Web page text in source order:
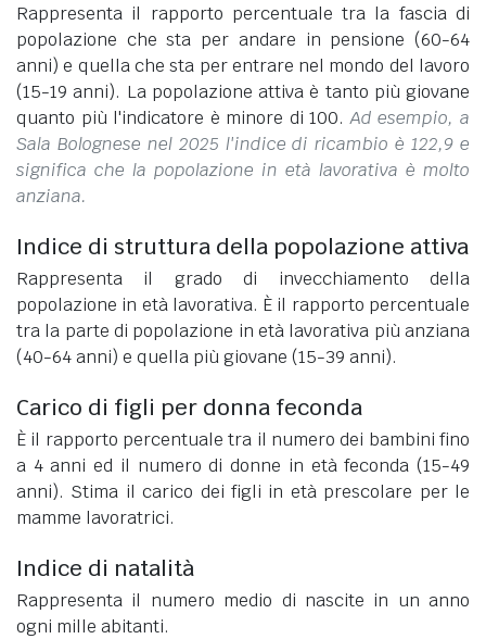
Rappresenta il rapporto percentuale tra la fascia di
popolazione che sta per andare in pensione (60-64
anni) e quella che sta per entrare nel mondo del lavoro
(15-19 anni). La popolazione attiva è tanto più giovane
quanto più l'indicatore è minore di 100.Ad esempio, a
Sala Bolognese nel 2025 l'indice di ricambio è 122,9 e
significa che la popolazione in età lavorativa è molto
anziana.
Indice di struttura della popolazione attiva
Rappresenta il grado di invecchiamento della
popolazione in età lavorativa. È il rapporto percentuale
tra la parte di popolazione in età lavorativa più anziana
(40-64 anni) e quella più giovane (15-39 anni).
Carico di figli per donna feconda
È il rapporto percentuale tra il numero dei bambini fino
a 4 anni ed il numero di donne in età feconda (15-49
anni). Stima il carico dei figli in età prescolare per le
mamme lavoratrici.
Indice di natalità
Rappresenta il numero medio di nascite in un anno
ogni mille abitanti.